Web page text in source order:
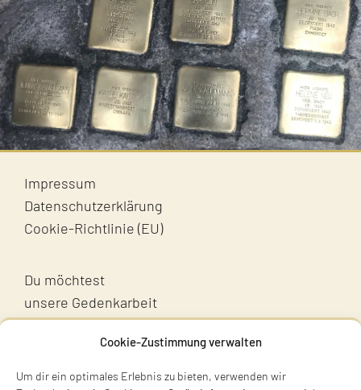
Cookie-Zustimmung verwalten
Um dir ein optimales Erlebnis zu bieten, verwenden wir
Impressum
Datenschutzerklärung
Cookie-Richtlinie (EU)
Du möchtest
unsere Gedenkarbeit
unterstützen?
Unterstütz uns!